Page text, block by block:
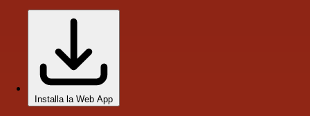
Installa la Web App